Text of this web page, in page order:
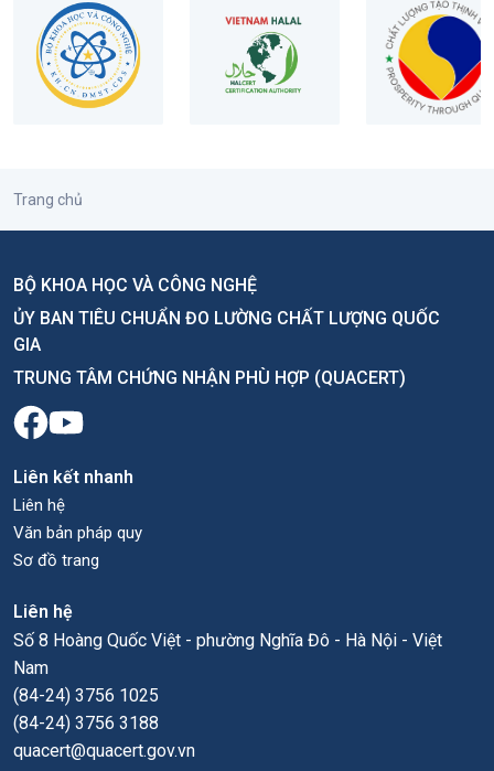
Trang chủ
BỘ KHOA HỌC VÀ CÔNG NGHỆ
ỦY BAN TIÊU CHUẨN ĐO LƯỜNG CHẤT LƯỢNG QUỐC
GIA
TRUNG TÂM CHỨNG NHẬN PHÙ HỢP (QUACERT)
Liên kết nhanh
Liên hệ
Văn bản pháp quy
Sơ đồ trang
Liên hệ
Số 8 Hoàng Quốc Việt - phường Nghĩa Đô - Hà Nội - Việt
Nam
(84-24) 3756 1025
(84-24) 3756 3188
quacert@quacert.gov.vn